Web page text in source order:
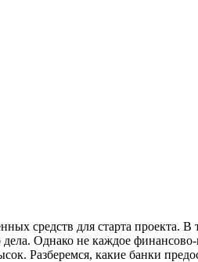
средств для старта проекта.
Однако не каждое
Разберемся, какие банки